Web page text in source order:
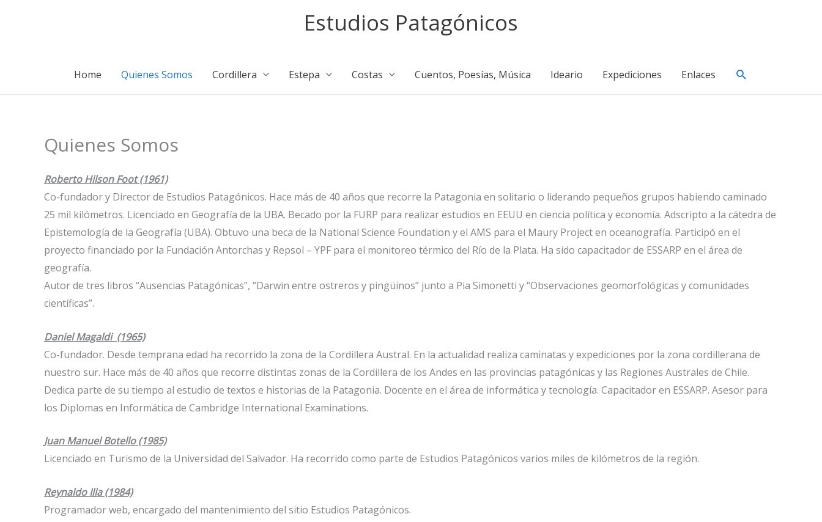
Estudios Patagónicos
Home Quienes Somos Cordillera Estepa Costas Cuentos, Poesías, Música Ideario Expediciones Enlaces Buscar
Quienes Somos
Roberto Hilson Foot (1961)
Co-fundador y Director de Estudios Patagónicos. Hace más de 40 años que recorre la Patagonia en solitario o liderando pequeños grupos habiendo caminado
25 mil kilómetros. Licenciado en Geografía de la UBA. Becado por la FURP para realizar estudios en EEUU en ciencia política y economía. Adscripto a la cátedra de
Epistemología de la Geografía (UBA). Obtuvo una beca de la National Science Foundation y el AMS para el Maury Project en oceanografía. Participó en el
proyecto financiado por la Fundación Antorchas y Repsol – YPF para el monitoreo térmico del Río de la Plata. Ha sido capacitador de ESSARP en el área de
geografía.
Autor de tres libros “Ausencias Patagónicas”, “Darwin entre ostreros y pingüinos” junto a Pia Simonetti y “Observaciones geomorfológicas y comunidades
científicas”.
Daniel Magaldi (1965)
Co-fundador. Desde temprana edad ha recorrido la zona de la Cordillera Austral. En la actualidad realiza caminatas y expediciones por la zona cordillerana de
nuestro sur. Hace más de 40 años que recorre distintas zonas de la Cordillera de los Andes en las provincias patagónicas y las Regiones Australes de Chile.
Dedica parte de su tiempo al estudio de textos e historias de la Patagonia. Docente en el área de informática y tecnología. Capacitador en ESSARP. Asesor para
los Diplomas en Informática de Cambridge International Examinations.
Juan Manuel Botello (1985)
Licenciado en Turismo de la Universidad del Salvador. Ha recorrido como parte de Estudios Patagónicos varios miles de kilómetros de la región.
Reynaldo Illa (1984)
Programador web, encargado del mantenimiento del sitio Estudios Patagónicos.